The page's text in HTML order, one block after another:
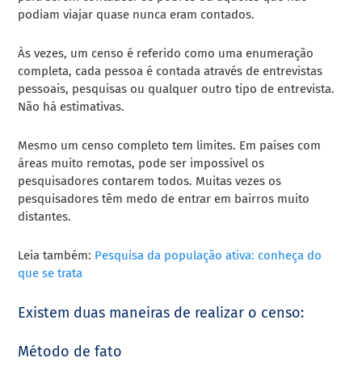
podiam viajar quase nunca eram contados.
Às vezes, um censo é referido como uma enumeração
completa, cada pessoa é contada através de entrevistas
pessoais, pesquisas ou qualquer outro tipo de entrevista.
Não há estimativas.
Mesmo um censo completo tem limites. Em países com
áreas muito remotas, pode ser impossível os
pesquisadores contarem todos. Muitas vezes os
pesquisadores têm medo de entrar em bairros muito
distantes.
Leia também: Pesquisa da população ativa: conheça do
que se trata
Existem duas maneiras de realizar o censo:
Método de fato